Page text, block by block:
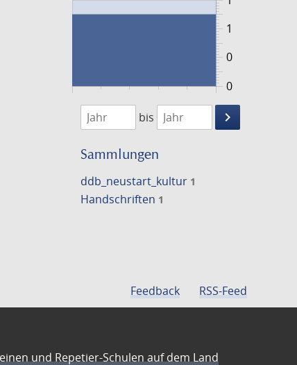
0
0
1
1474
1475
bis
keyboard_arrow_right
Suche
Sammlungen
ddb_neustart_kultur 1
Handschriften 1
Feedback RSS-Feed
und Repetier-Schulen auf dem Land